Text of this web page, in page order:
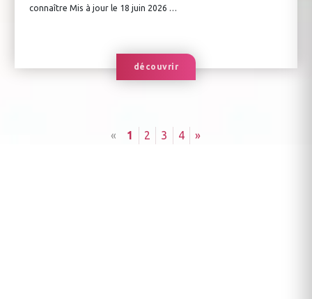
connaître Mis à jour le 18 juin 2026 …
découvrir
« 1 2 3 4 »